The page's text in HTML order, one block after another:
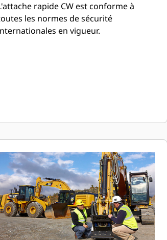
rapide CW est conforme à
les normes de sécurité
en vigueur.